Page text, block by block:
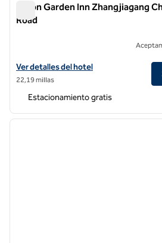
Hilton Garden Inn Zhangjiagang
Road
Hilton Garden Inn Zhangjiagang
Ver detalles del hotel Hilton Garden
Ver detalles del hotel
22,19 millas
Estacionamiento gratis
1 de 13